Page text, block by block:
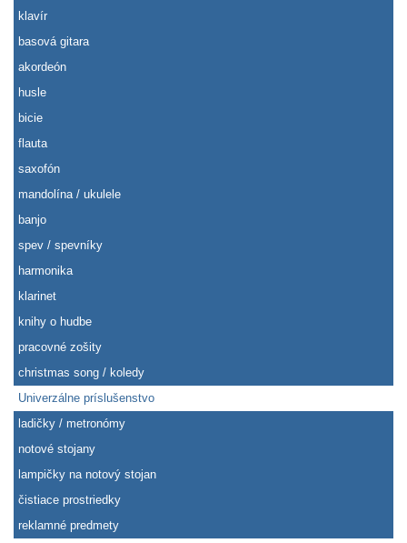
klavír
basová gitara
akordeón
husle
bicie
flauta
saxofón
mandolína / ukulele
banjo
spev / spevníky
harmonika
klarinet
knihy o hudbe
pracovné zošity
christmas song / koledy
Univerzálne príslušenstvo
ladičky / metronómy
notové stojany
lampičky na notový stojan
čistiace prostriedky
reklamné predmety